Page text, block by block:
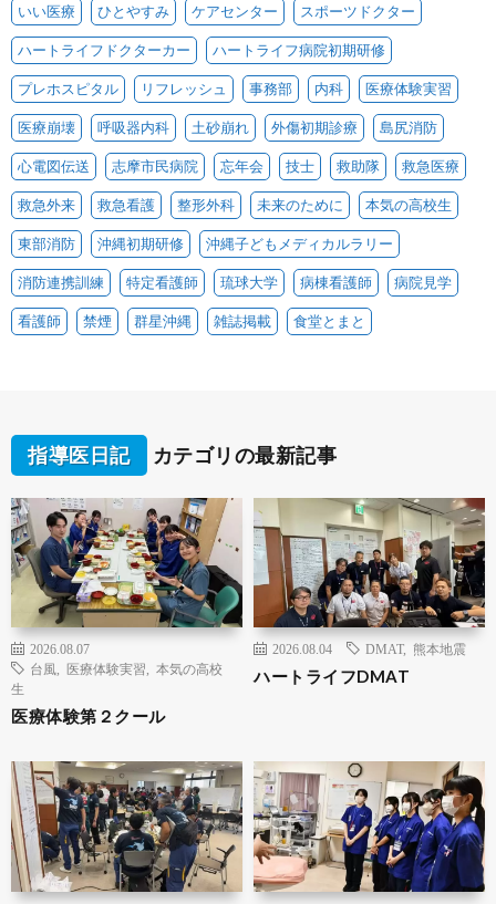
いい医療 ひとやすみ ケアセンター スポーツドクター
ハートライフドクターカー ハートライフ病院初期研修
プレホスピタル リフレッシュ 事務部 内科 医療体験実習
医療崩壊 呼吸器内科 土砂崩れ 外傷初期診療 島尻消防
心電図伝送 志摩市民病院 忘年会 技士 救助隊 救急医療
救急外来 救急看護 整形外科 未来のために 本気の高校生
東部消防 沖縄初期研修 沖縄子どもメディカルラリー
消防連携訓練 特定看護師 琉球大学 病棟看護師 病院見学
看護師 禁煙 群星沖縄 雑誌掲載 食堂とまと
指導医日記 カテゴリの最新記事
2026.08.07
台風
医療体験実習
本気の高校
生
医療体験第２クール
2026.08.04 DMAT, 熊本地震
ハートライフDMAT